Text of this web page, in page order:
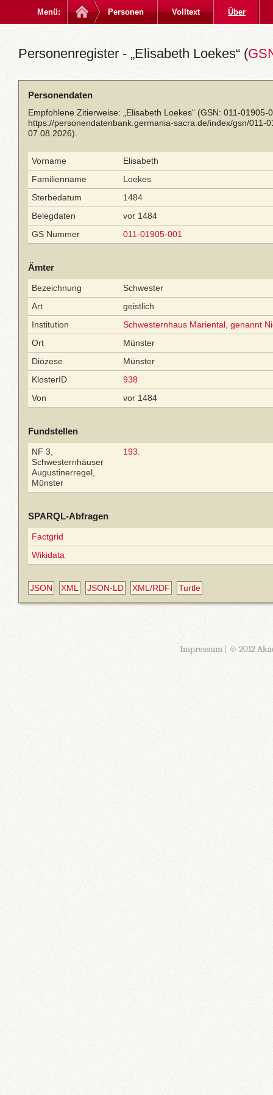
Menü: Personen Volltext Über
Personenregister - „Elisabeth Loekes“ (
Personendaten
Empfohlene Zitierweise: „Elisabeth Loekes“ (GSN: 011-
https://personendatenbank.germania-sacra.de/index/gsn/011-
07.08.2026).
Vorname
Elisabeth
Familienname
Loekes
Sterbedatum
1484
Belegdaten
vor 1484
GS Nummer
011-01905-001
Ämter
Bezeichnung
Schwester
Art
geistlich
Institution
Schwesternhaus Mariental, genannt
Ort
Münster
Diözese
Münster
KlosterID
938
Von
vor 1484
Fundstellen
NF 3,
Schwesternhäuser
Augustinerregel,
Münster
193
SPARQL-Abfragen
Factgrid
Wikidata
JSON XML JSON-LD XML/RDF Turtle
Impressum| © 2012